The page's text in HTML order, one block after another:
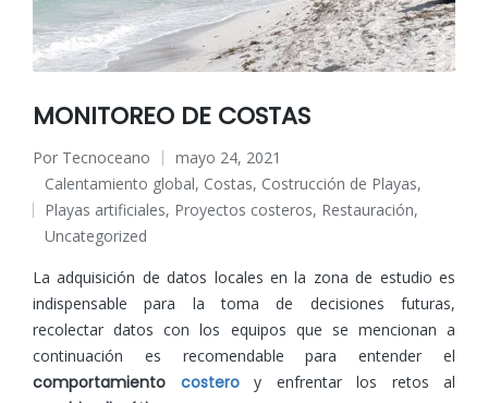
MONITOREO DE COSTAS
Publicado
por
Por Tecnoceano mayo 24, 2021
Publicado
en
Calentamiento global, Costas, Costrucción de Playas,
Playas artificiales, Proyectos costeros, Restauración,
Uncategorized
La adquisición de datos locales en la zona de estudio es
indispensable para la toma de decisiones futuras,
recolectar datos con los equipos que se mencionan a
continuación es recomendable para entender el
comportamiento costeroy enfrentar los retos al